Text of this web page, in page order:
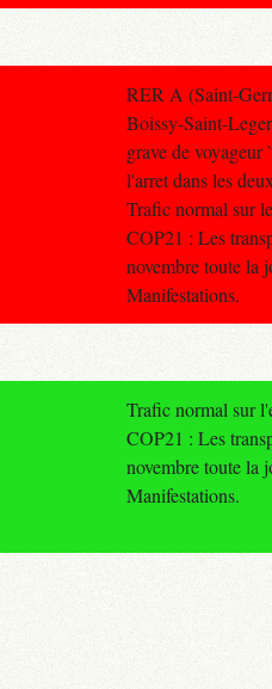
RER A (Saint-
Boissy-Saint-
grave de
l'arret dans les
Trafic normal sur
COP21 : Les
novembre toute la
Manifestations.
Trafic normal sur
COP21 : Les
novembre toute la
Manifestations.